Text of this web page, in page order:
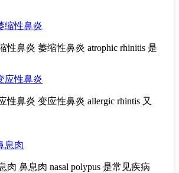
性鼻炎
性鼻炎 萎缩性鼻炎 atrophic rhinitis 是
性鼻炎
性鼻炎 变应性鼻炎 allergic rhintis 又
息肉
肉 鼻息肉 nasal polypus 是常见疾病